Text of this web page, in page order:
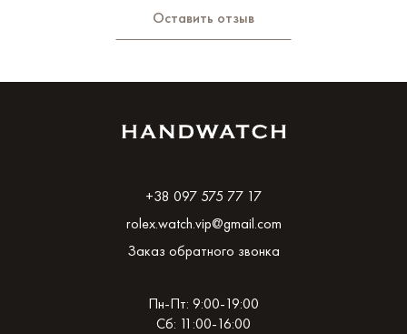
Оставить отзыв
+38 097 575 77 17
rolex.watch.vip@gmail.com
Заказ обратного звонка
Пн-Пт: 9:00-19:00
Сб: 11:00-16:00